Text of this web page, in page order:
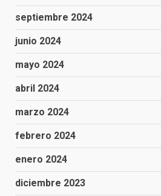
septiembre 2024
junio 2024
mayo 2024
abril 2024
marzo 2024
febrero 2024
enero 2024
diciembre 2023